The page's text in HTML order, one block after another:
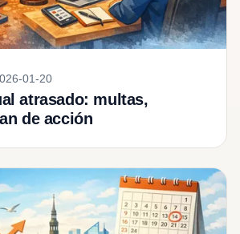
01-20
atrasado: multas,
de acción